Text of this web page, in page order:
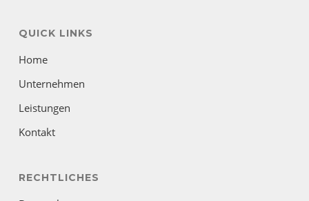
QUICK LINKS
Home
Unternehmen
Leistungen
Kontakt
RECHTLICHES